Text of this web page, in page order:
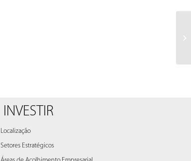
INVESTIR
Localização
Setores Estratégicos